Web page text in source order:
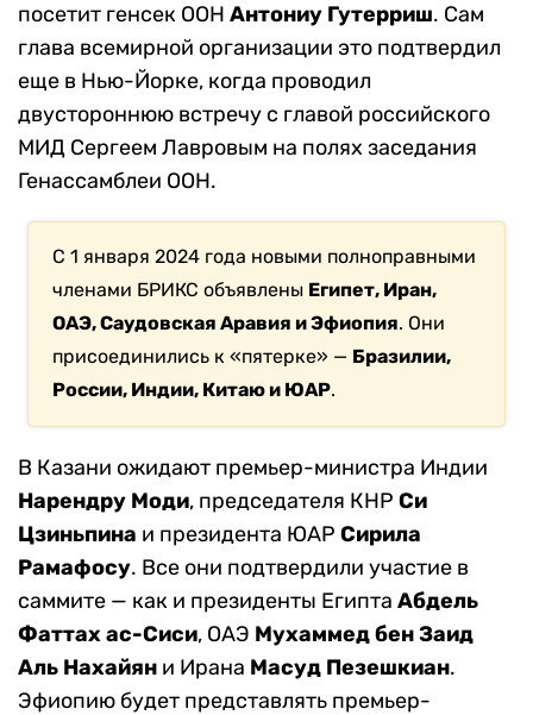
посетит генсек ООН Антониу Гутерриш. Сам
глава всемирной организации это подтвердил
еще в Нью-Йорке, когда проводил
двустороннюю встречу с главой российского
МИД Сергеем Лавровым на полях заседания
Генассамблеи ООН.
С 1 января 2024 года новыми полноправными
членами БРИКС объявлены Египет, Иран,
ОАЭ, Саудовская Аравия и Эфиопия. Они
присоединились к «пятерке» — Бразилии,
России, Индии, Китаю и ЮАР.
В Казани ожидают премьер-министра Индии
Нарендру Моди, председателя КНР Си
Цзиньпина и президента ЮАР Сирила
Рамафосу. Все они подтвердили участие в
саммите — как и президенты Египта Абдель
Фаттах ас-Сиси, ОАЭ Мухаммед бен Заид
Аль Нахайян и Ирана Масуд Пезешкиан.
Эфиопию будет представлять премьер-